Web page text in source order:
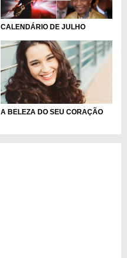
CALENDÁRIO DE JULHO
A BELEZA DO SEU CORAÇÃO